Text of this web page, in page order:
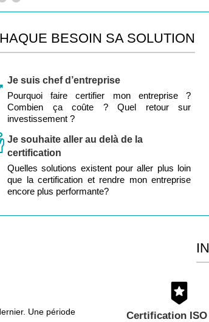
BESOIN SA SOLUTION
Je suis chef d’entreprise
Pourquoi faire certifier mon entreprise ?
Combien ça coûte ? Quel retour sur
investissement ?
Je souhaite aller au delà de la
certification
Quelles solutions existent pour aller plus loin
que la certification et rendre mon entreprise
encore plus performante?
Une période
Certification ISO